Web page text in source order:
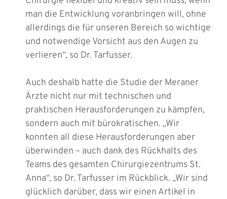
man die Entwicklung voranbringen will, ohne
allerdings die für unseren Bereich so wichtige
und notwendige Vorsicht aus den Augen zu
verlieren“, so Dr. Tarfusser.
Auch deshalb hatte die Studie der Meraner
Ärzte nicht nur mit technischen und
praktischen Herausforderungen zu kämpfen,
sondern auch mit bürokratischen. „Wir
konnten all diese Herausforderungen aber
überwinden – auch dank des Rückhalts des
Teams des gesamten Chirurgiezentrums St.
Anna“, so Dr. Tarfusser im Rückblick. „Wir sind
glücklich darüber, dass wir einen Artikel in